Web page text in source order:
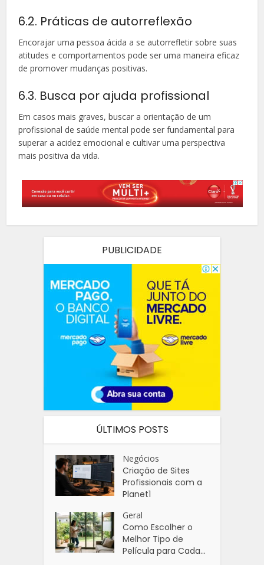
6.2. Práticas de autorreflexão
Encorajar uma pessoa ácida a se autorrefletir sobre suas
atitudes e comportamentos pode ser uma maneira eficaz
de promover mudanças positivas.
6.3. Busca por ajuda profissional
Em casos mais graves, buscar a orientação de um
profissional de saúde mental pode ser fundamental para
superar a acidez emocional e cultivar uma perspectiva
mais positiva da vida.
PUBLICIDADE
ÚLTIMOS POSTS
Negócios
Criação de Sites
Profissionais com a
Planet1
Geral
Como Escolher o
Melhor Tipo de
Película para Cada...